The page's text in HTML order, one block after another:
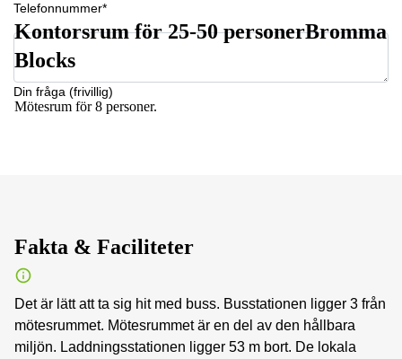
Telefonnummer*
Din fråga (frivillig)
Kontorsrum för 25-50 personerBromma
Blocks
Mötesrum för 8 personer.
Fakta & Faciliteter
Det är lätt att ta sig hit med buss. Busstationen ligger 3 från
mötesrummet. Mötesrummet är en del av den hållbara
miljön. Laddningsstationen ligger 53 m bort. De lokala